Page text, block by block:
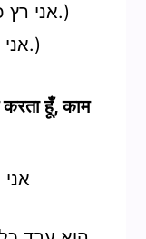
1.“मैं चलता हूँ हर दिन।” (אני רץ כל יום.)
2.“मैं चलूँगा कल।” (אני ארוץ מחר.)